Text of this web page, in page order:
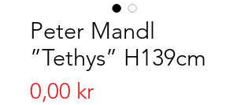
Peter Mandl
”Tethys” H139cm
0,00 krPris